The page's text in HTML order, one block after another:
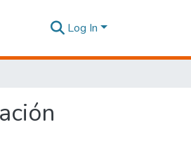
Log In